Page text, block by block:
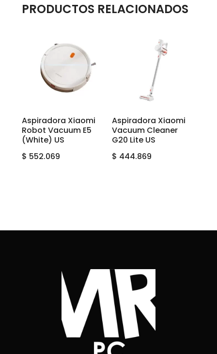
PRODUCTOS RELACIONADOS
Aspiradora Xiaomi
Robot Vacuum E5
(White) US
$ 552.069
Aspiradora Xiaomi
Vacuum Cleaner
G20 Lite US
$ 444.869